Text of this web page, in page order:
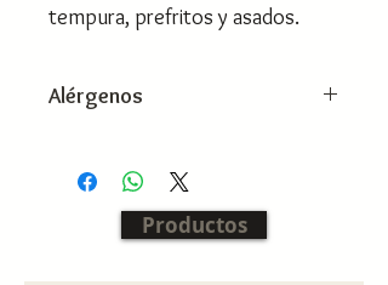
tempura, prefritos y asados.
Alérgenos
· Lácteos.
Productos